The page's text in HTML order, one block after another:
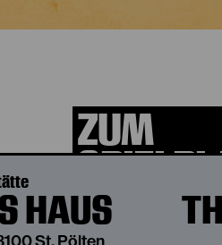
ZUM
HAUS
St. Pölten